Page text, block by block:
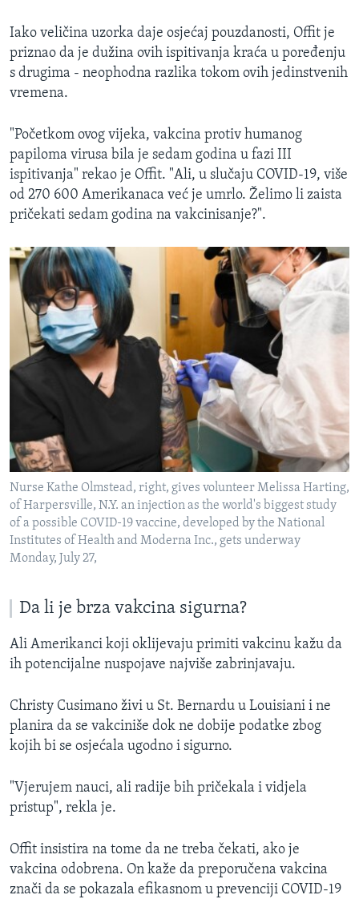
Iako veličina uzorka daje osjećaj pouzdanosti, Offit je
priznao da je dužina ovih ispitivanja kraća u poređenju
s drugima - neophodna razlika tokom ovih jedinstvenih
vremena.
"Početkom ovog vijeka, vakcina protiv humanog
papiloma virusa bila je sedam godina u fazi III
ispitivanja" rekao je Offit. "Ali, u slučaju COVID-19, više
od 270 600 Amerikanaca već je umrlo. Želimo li zaista
pričekati sedam godina na vakcinisanje?".
Nurse Kathe Olmstead, right, gives volunteer Melissa Harting,
of Harpersville, N.Y. an injection as the world's biggest study
of a possible COVID-19 vaccine, developed by the National
Institutes of Health and Moderna Inc., gets underway
Monday, July 27,
Da li je brza vakcina sigurna?
Ali Amerikanci koji oklijevaju primiti vakcinu kažu da
ih potencijalne nuspojave najviše zabrinjavaju.
Christy Cusimano živi u St. Bernardu u Louisiani i ne
planira da se vakciniše dok ne dobije podatke zbog
kojih bi se osjećala ugodno i sigurno.
"Vjerujem nauci, ali radije bih pričekala i vidjela
pristup", rekla je.
Offit insistira na tome da ne treba čekati, ako je
vakcina odobrena. On kaže da preporučena vakcina
znači da se pokazala efikasnom u prevenciji COVID-19